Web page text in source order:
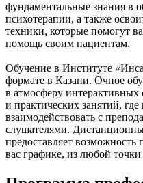
фундаментальные знания в
психотерапии, а также
техники, которые помогут
помощь своим пациентам.
Обучение в Институте
формате в Казани. Очное
в атмосферу
и практических занятий,
взаимодействовать с
слушателями.
предоставляет возможность
вас графике, из любой